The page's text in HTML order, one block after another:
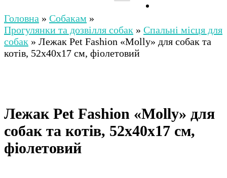
Зоомагазин для собак та котів | Корм, іграшки,
аксесуари та догляд за тваринами. Доставка по
Україні
Головна » Собакам »
Прогулянки та дозвілля собак » Спальні місця для
собак » Лежак Pet Fashion «Molly» для собак та
котів, 52х40х17 см, фіолетовий
Лежак Pet Fashion «Molly» для
собак та котів, 52х40х17 см,
фіолетовий